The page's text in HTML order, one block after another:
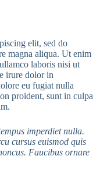
elit, sed do
magna aliqua. Ut enim
laboris nisi ut
irure dolor in
eu fugiat nulla
proident, sunt in culpa
imperdiet nulla.
cursus euismod quis
Faucibus ornare